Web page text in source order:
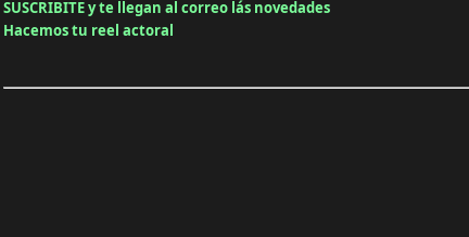
SUSCRIBITE y te llegan al correo lás novedades
Hacemos tu reel actoral